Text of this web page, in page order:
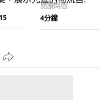
閱讀時間
4分鐘